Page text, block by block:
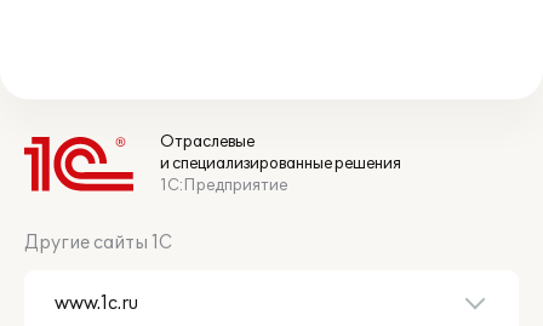
Отраслевые
и специализированные решения
1С:Предприятие
Другие сайты 1С